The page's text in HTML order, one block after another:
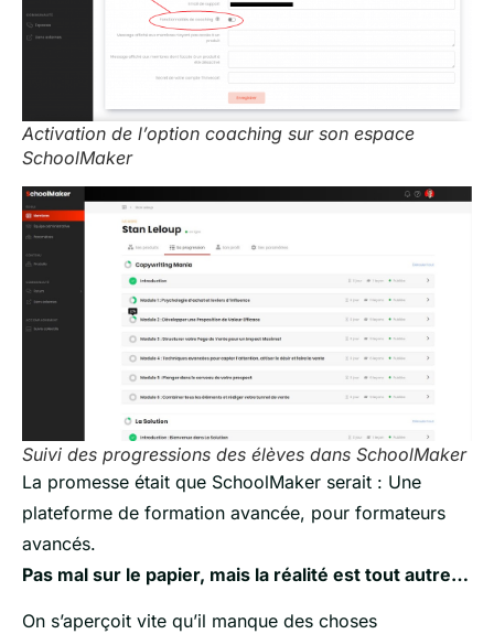
Activation de l’option coaching sur son espace
SchoolMaker
Suivi des progressions des élèves dans SchoolMaker
La promesse était que SchoolMaker serait : Une
plateforme de formation avancée, pour formateurs
avancés.
Pas mal sur le papier, mais la réalité est tout autre…
On s’aperçoit vite qu’il manque des choses